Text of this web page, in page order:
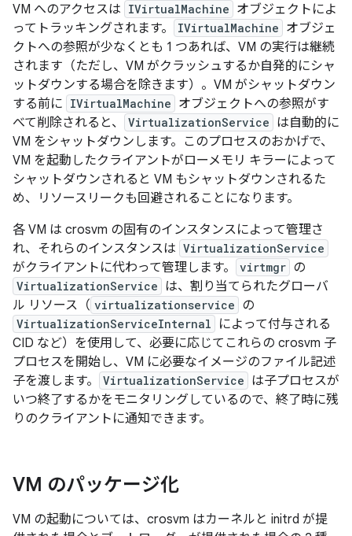
VM へのアクセスは IVirtualMachine オブジェクトによ
ってトラッキングされます。
IVirtualMachine オブジェ
クトへの参照が少なくとも 1 つあれば、VM の実行は継続
されます（ただし、VM がクラッシュするか自発的にシャ
ットダウンする場合を除きます）。VM がシャットダウン
する前に IVirtualMachine オブジェクトへの参照がす
べて削除されると、
VirtualizationService は自動的に
VM をシャットダウンします。このプロセスのおかげで、
VM を起動したクライアントがローメモリ キラーによって
シャットダウンされると VM もシャットダウンされるた
め、リソースリークも回避されることになります。
各 VM は crosvm の固有のインスタンスによって管理さ
れ、それらのインスタンスは VirtualizationService
がクライアントに代わって管理します。 virtmgr の
VirtualizationService は、割り当てられたグローバ
ル リソース（ virtualizationservice の
VirtualizationServiceInternal
によって付与される
CID など）を使用して、必要に応じてこれらの crosvm 子
プロセスを開始し、VM に必要なイメージのファイル記述
子を渡します。
VirtualizationService は子プロセスが
いつ終了するかをモニタリングしているので、終了時に残
りのクライアントに通知できます。
VM のパッケージ化
VM の起動については、crosvm はカーネルと initrd が提